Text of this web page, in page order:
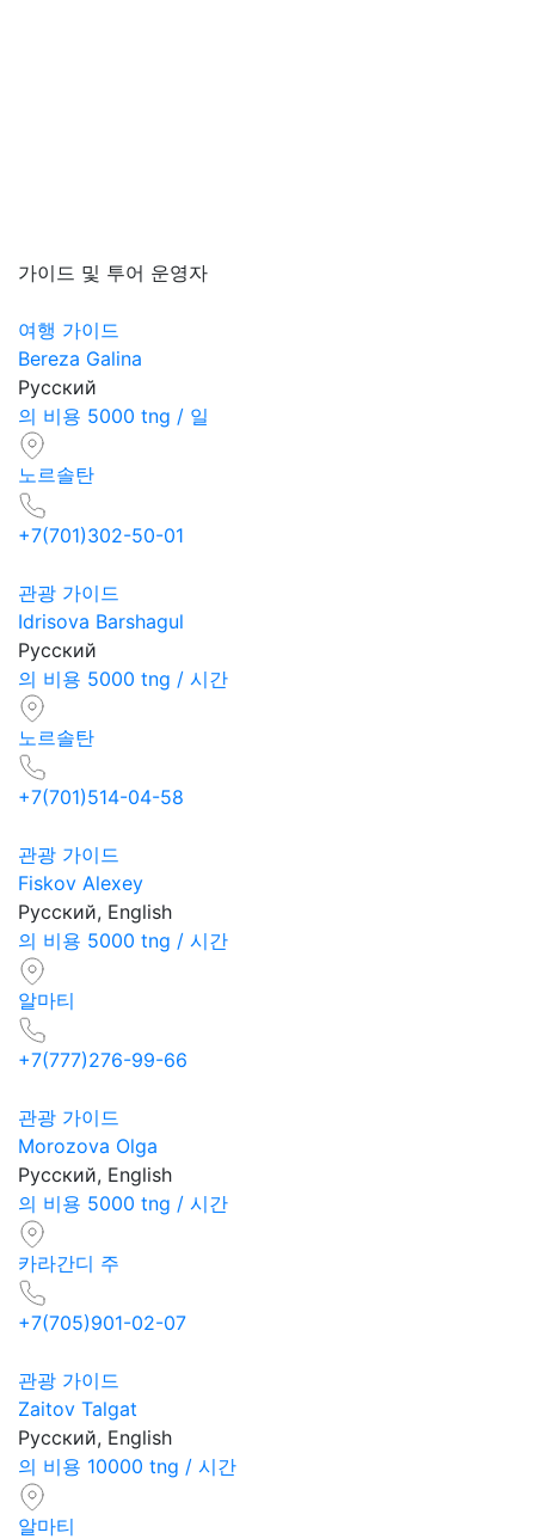
가이드 및 투어 운영자
여행 가이드
Bereza Galina
Русский
의 비용 5000 tng / 일
노르솔탄
+7(701)302-50-01
관광 가이드
Idrisova Barshagul
Русский
의 비용 5000 tng / 시간
노르솔탄
+7(701)514-04-58
관광 가이드
Fiskov Alexey
Русский, English
의 비용 5000 tng / 시간
알마티
+7(777)276-99-66
관광 가이드
Morozova Olga
Русский, English
의 비용 5000 tng / 시간
카라간디 주
+7(705)901-02-07
관광 가이드
Zaitov Talgat
Русский, English
의 비용 10000 tng / 시간
알마티